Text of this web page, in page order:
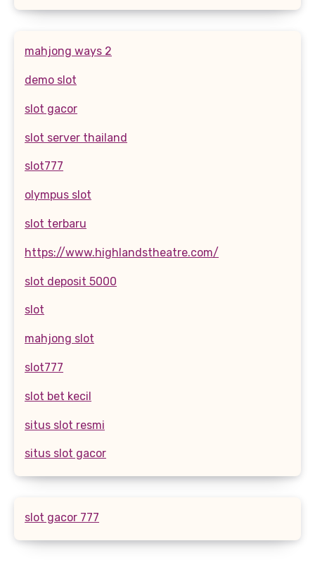
mahjong ways 2
demo slot
slot gacor
slot server thailand
slot777
olympus slot
slot terbaru
https://www.highlandstheatre.com/
slot deposit 5000
slot
mahjong slot
slot777
slot bet kecil
situs slot resmi
situs slot gacor
slot gacor 777